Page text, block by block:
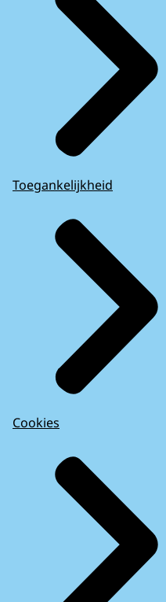
Toegankelijkheid
Cookies